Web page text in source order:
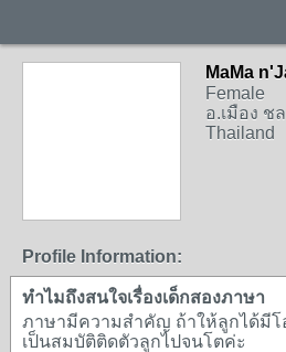
MaMa
Female
อ.เมือง ช
Thailand
Profile Information:
ทำไมถึงสนใจเรื่องเด็กสองภาษา
ภาษามีความสำคัญ ถ้าให้ลูกได้มีโ
เป็นสมบัติติดตัวลูกไปจนโตค่ะ